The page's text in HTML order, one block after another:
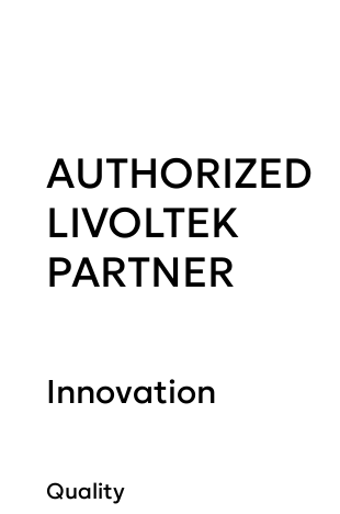
AUTHORIZED
LIVOLTEK
PARTNER
Innovation
Quality